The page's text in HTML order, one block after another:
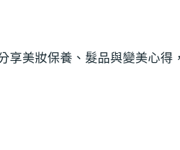
享美妝保養、髮品與變美心